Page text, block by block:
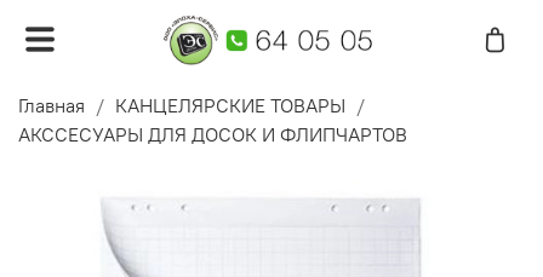
Главная
КАНЦЕЛЯРСКИЕ ТОВАРЫ
АКССЕСУАРЫ ДЛЯ ДОСОК И ФЛИПЧАРТОВ